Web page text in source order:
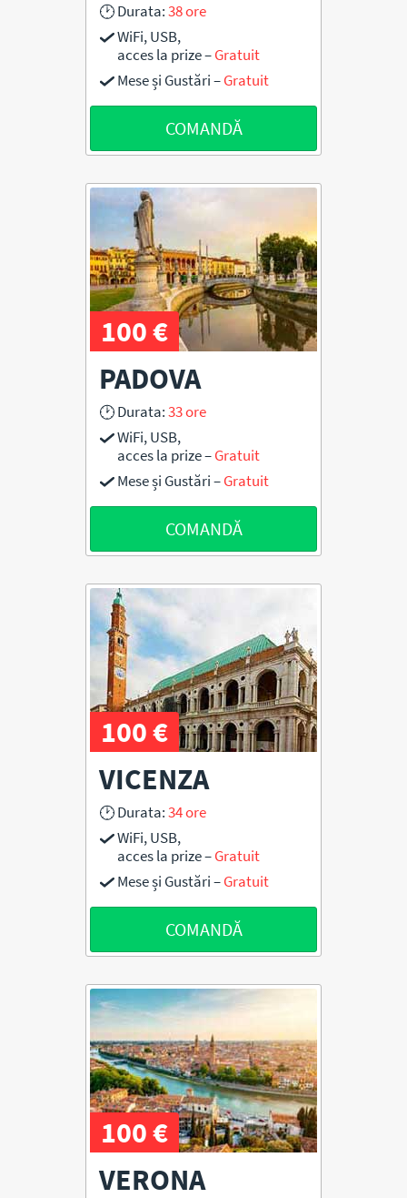
Durata:38 ore
WiFi, USB,
acces la prize –Gratuit
Mese și Gustări –Gratuit
COMANDĂ
100 €
PADOVA
Durata:33 ore
WiFi, USB,
acces la prize –Gratuit
Mese și Gustări –Gratuit
COMANDĂ
100 €
VICENZA
Durata:34 ore
WiFi, USB,
acces la prize –Gratuit
Mese și Gustări –Gratuit
COMANDĂ
100 €
VERONA